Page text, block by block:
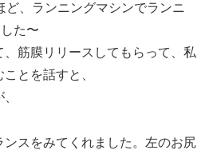
ど、ランニングマシンでランニ
た〜
筋膜リリースしてもらって、私
とを話すと、
スをみてくれました。左のお尻